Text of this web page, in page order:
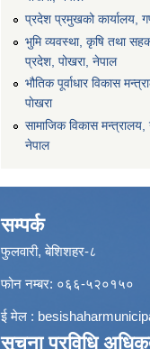
प्रदेश प्रमुखको कार्यालय,
भुमि व्यवस्था, कृषि तथा
प्रदेश, पोखरा, नेपाल
भौतिक पूर्वाधार विकास
पाेखरा
सामाजिक विकास
नेपाल
सम्पर्क
फुलवारी, बेशिशहर-८
फोन नम्बर: ०६६-५२०१५०
ई मेल :
सूचना प्रविधि